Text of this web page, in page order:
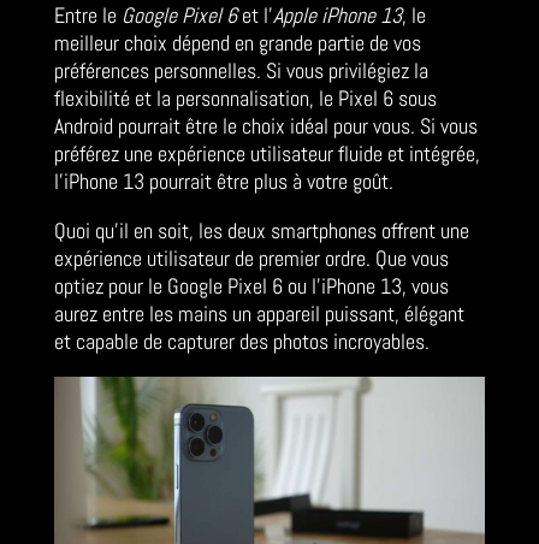
Entre le Google Pixel 6et l’Apple iPhone 13, le
meilleur choix dépend en grande partie de vos
préférences personnelles. Si vous privilégiez la
flexibilité et la personnalisation, le Pixel 6 sous
Android pourrait être le choix idéal pour vous. Si vous
préférez une expérience utilisateur fluide et intégrée,
l’iPhone 13 pourrait être plus à votre goût.
Quoi qu’il en soit, les deux smartphones offrent une
expérience utilisateur de premier ordre. Que vous
optiez pour le Google Pixel 6 ou l’iPhone 13, vous
aurez entre les mains un appareil puissant, élégant
et capable de capturer des photos incroyables.